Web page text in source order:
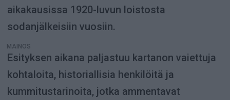
aikakausissa 1920-luvun loistosta
sodanjälkeisiin vuosiin.
MAINOS
Esityksen aikana paljastuu kartanon vaiettuja
kohtaloita, historiallisia henkilöitä ja
kummitustarinoita, jotka ammentavat